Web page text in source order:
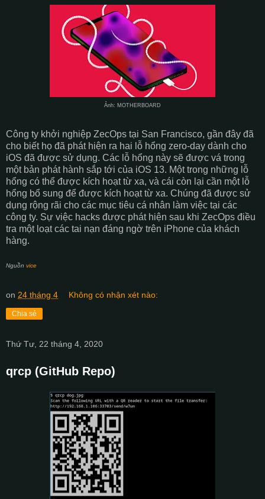
Ảnh: MOTHERBOARD
Công ty khởi nghiệp ZecOps tại San Francisco, gần đây đã
cho biết họ đã phát hiện ra hai lỗ hổng zero-day dành cho
iOS đã được sử dụng. Các lỗ hổng này sẽ được vá trong
một bản phát hành sắp tới của iOS 13. Một trong những lỗ
hổng có thể được kích hoạt từ xa, và cái còn lại cần một lỗ
hổng bổ sung để được kích hoạt từ xa. Chúng đã được sử
dụng rộng rãi cho các mục tiêu cá nhân làm việc tại các
công ty. Sự việc hacks được phát hiện sau khi ZecOps điều
tra một loạt các tai nạn đáng ngờ trên iPhone của khách
hàng.
Nguồn vice
on 24 tháng 4 Không có nhận xét nào:
Chia sẻ
Thứ Tư, 22 tháng 4, 2020
qrcp (GitHub Repo)